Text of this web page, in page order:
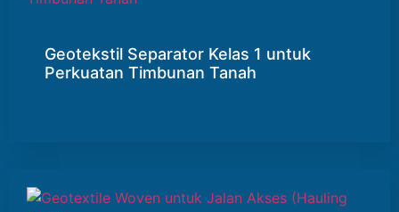
Geotekstil Separator Kelas 1 untuk
Perkuatan Timbunan Tanah